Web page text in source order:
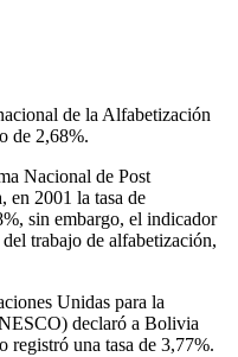
de la Alfabetización
de 2,68%.
Nacional de Post
en 2001 la tasa de
sin embargo, el indicador
trabajo de alfabetización,
Unidas para la
declaró a Bolivia
registró una tasa de 3,77%.